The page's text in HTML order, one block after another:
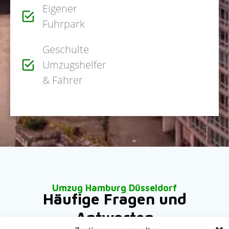
Eigener
Fuhrpark
Geschulte
Umzugshelfer
& Fahrer
Umzug Hamburg Düsseldorf
Häufige Fragen und
Antworten